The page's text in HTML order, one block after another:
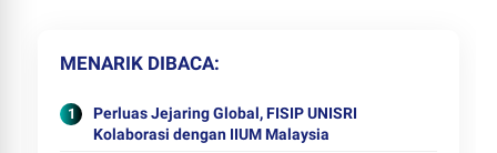
MENARIK DIBACA
Perluas Jejaring Global, FISIP UNISRI
Kolaborasi dengan IIUM Malaysia